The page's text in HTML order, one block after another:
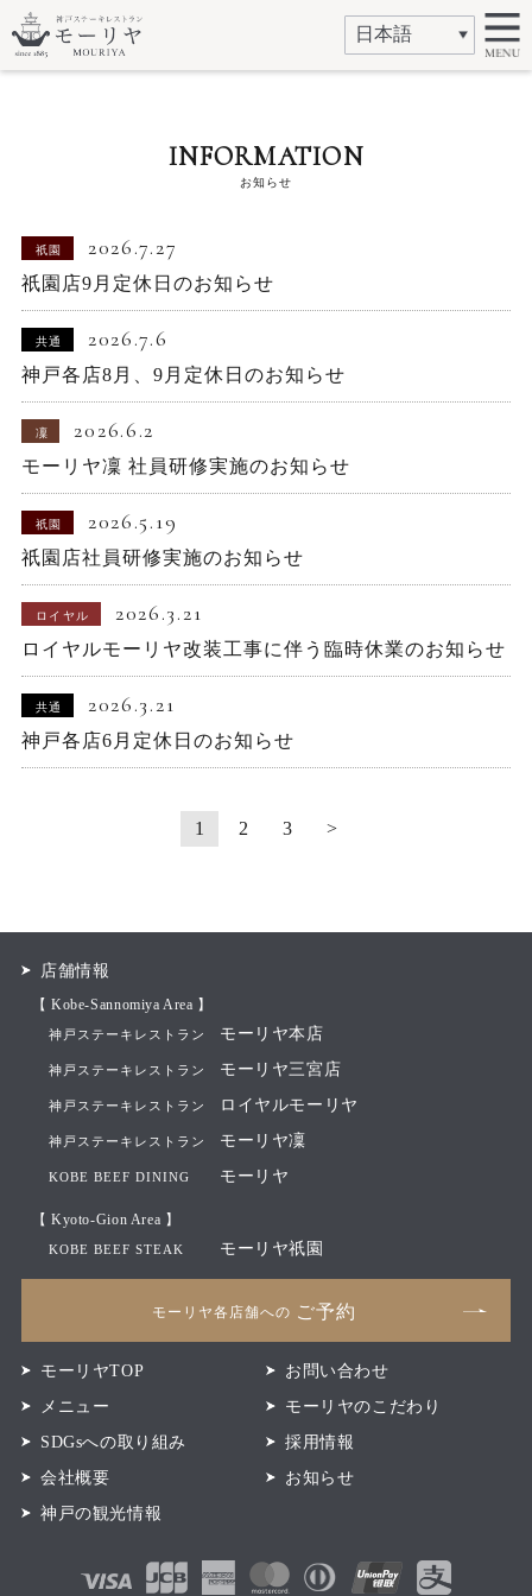
INFORMATION
お知らせ
祇園 2026.7.27
祇園店9月定休日のお知らせ
共通 2026.7.6
神戸各店8月、9月定休日のお知らせ
凜 2026.6.2
モーリヤ凜 社員研修実施のお知らせ
祇園 2026.5.19
祇園店社員研修実施のお知らせ
ロイヤル 2026.3.21
ロイヤルモーリヤ改装工事に伴う臨時休業のお知らせ
共通 2026.3.21
神戸各店6月定休日のお知らせ
1 2 3 >
店舗情報
【 Kobe-Sannomiya Area 】
神戸ステーキレストラン モーリヤ本店
神戸ステーキレストラン モーリヤ三宮店
神戸ステーキレストラン ロイヤルモーリヤ
神戸ステーキレストラン モーリヤ凜
KOBE BEEF DINING モーリヤ
【 Kyoto-Gion Area 】
KOBE BEEF STEAK モーリヤ祇園
モーリヤ各店舗への ご予約
モーリヤTOP
お問い合わせ
メニュー
モーリヤのこだわり
SDGsへの取り組み
採用情報
会社概要
お知らせ
神戸の観光情報